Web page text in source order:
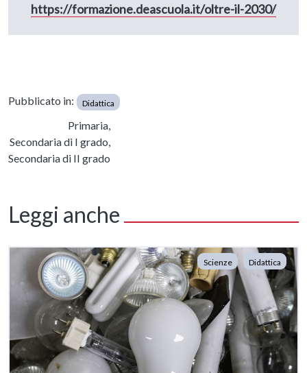
https://formazione.deascuola.it/oltre-il-2030/
Pubblicato in: Didattica
Primaria,
Secondaria di I grado,
Secondaria di II grado
Leggi anche
Scienze Didattica